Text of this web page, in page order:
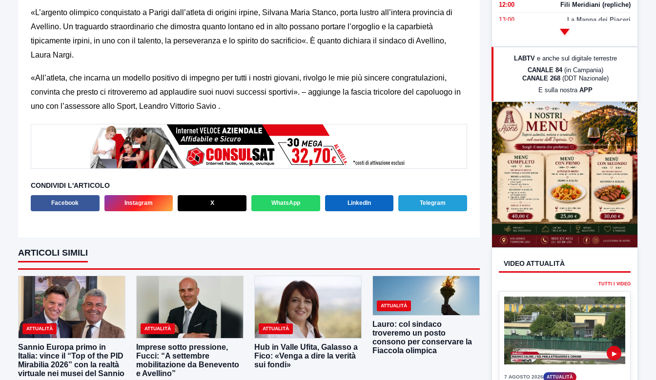
«L’argento olimpico conquistato a Parigi dall’atleta di origini irpine, Silvana Maria Stanco, porta lustro all’intera provincia di
Avellino. Un traguardo straordinario che dimostra quanto lontano ed in alto possano portare l’orgoglio e la caparbietà
tipicamente irpini, in uno con il talento, la perseveranza e lo spirito do sacrificio«. È quanto dichiara il sindaco di Avellino,
Laura Nargi.
«All’atleta, che incarna un modello positivo di impegno per tutti i nostri giovani, rivolgo le mie più sincere congratulazioni,
convinta che presto ci ritroveremo ad applaudire suoi nuovi successi sportivi». – aggiunge la fascia tricolore del capoluogo in
uno con l’assessore allo Sport, Leandro Vittorio Savio .
CONDIVIDI L'ARTICOLO
Facebook Instagram X WhatsApp LinkedIn Telegram
ARTICOLI SIMILI
ATTUALITÀ
Sannio Europa primo in
Italia: vince il “Top of the PID
Mirabilia 2026” con la realtà
virtuale nei musei del Sannio
ATTUALITÀ
Imprese sotto pressione,
Fucci: “A settembre
mobilitazione da Benevento
e Avellino”
ATTUALITÀ
Hub in Valle Ufita, Galasso a
Fico: «Venga a dire la verità
sui fondi»
ATTUALITÀ
Lauro: col sindaco
troveremo un posto
consono per conservare la
Fiaccola olimpica
12:00 Fili Meridiani (repliche)
13:00 La Mappa dei Piaceri
LabNews (Diretta)
23:00 LabNews (replica)
LABTV e anche sul digitale terrestre
CANALE 84 (in Campania)
CANALE 268 (DDT Nazionale)
E sulla nostra APP
VIDEO ATTUALITÀ
TUTTI I VIDEO